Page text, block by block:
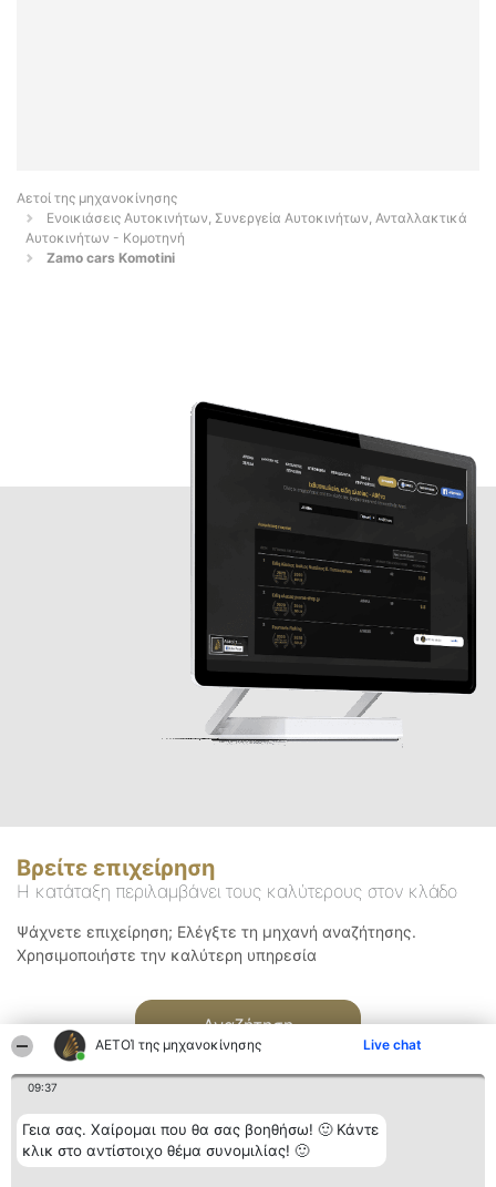
ΑΕΤΟΊ της μηχανοκίνησης Live chat
09:37
Γεια σας. Χαίρομαι που θα σας βοηθήσω! 🙂 Κάντε
κλικ στο αντίστοιχο θέμα συνομιλίας! 🙂
Αετοί της μηχανοκίνησης
Ενοικιάσεις Αυτοκινήτων, Συνεργεία Αυτοκινήτων, Ανταλλακτικά
Αυτοκινήτων - Κομοτηνή
Zamo cars Komotini
Βρείτε επιχείρηση
Η κατάταξη περιλαμβάνει τους καλύτερους στον κλάδο
Ψάχνετε επιχείρηση; Ελέγξτε τη μηχανή αναζήτησης.
Χρησιμοποιήστε την καλύτερη υπηρεσία
Αναζήτηση